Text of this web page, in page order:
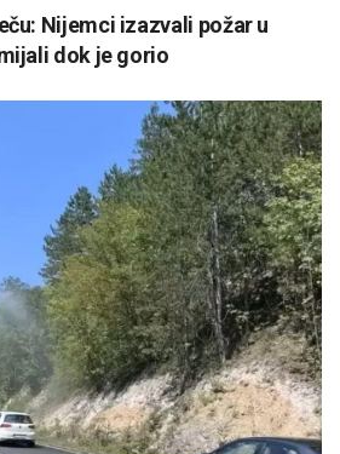
Nijemci izazvali požar u
dok je gorio